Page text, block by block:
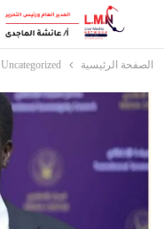
الصفحة الرئيسية Uncategorized